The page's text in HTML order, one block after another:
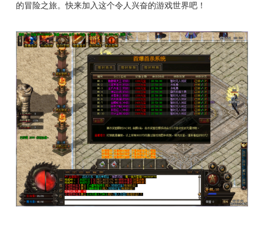
的冒险之旅。快来加入这个令人兴奋的游戏世界吧！